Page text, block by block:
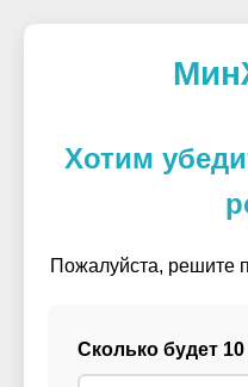
Хотим
Пожалуйста, решите
Сколько будет 10